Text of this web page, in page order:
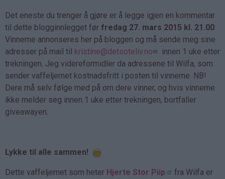
Det eneste du trenger å gjøre er å legge igjen en kommentar
til dette blogginnlegget før fredag 27. mars 2015 kl. 21.00.
Vinnerne annonseres her på bloggen og må sende meg sine
adresser på mail til kristine@detsoteliv.no
innen 1 uke etter
trekningen. Jeg videreformidler da adressene til Wilfa, som
sender vaffeljernet kostnadsfritt i posten til vinnerne. NB!
Dere må selv følge med på om dere vinner, og hvis vinnerne
ikke melder seg innen 1 uke etter trekningen, bortfaller
giveawayen.
Lykke til alle sammen!
Dette vaffeljernet som heter Hjerte Stor Piip
fra Wilfa er